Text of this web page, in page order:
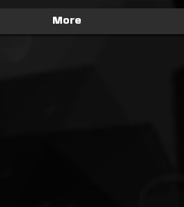
More